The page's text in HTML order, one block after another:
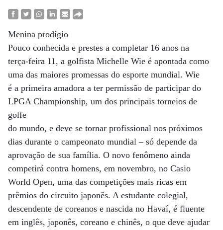
Menina prodígio
Pouco conhecida e prestes a completar 16 anos na
terça-feira 11, a golfista Michelle Wie é apontada como
uma das maiores promessas do esporte mundial. Wie
é a primeira amadora a ter permissão de participar do
LPGA Championship, um dos principais torneios de
golfe
do mundo, e deve se tornar profissional nos próximos
dias durante o campeonato mundial – só depende da
aprovação de sua família. O novo fenômeno ainda
competirá contra homens, em novembro, no Casio
World Open, uma das competições mais ricas em
prêmios do circuito japonês. A estudante colegial,
descendente de coreanos e nascida no Havaí, é fluente
em inglês, japonês, coreano e chinês, o que deve ajudar